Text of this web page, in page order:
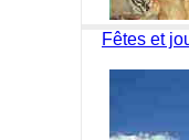
Fêtes et